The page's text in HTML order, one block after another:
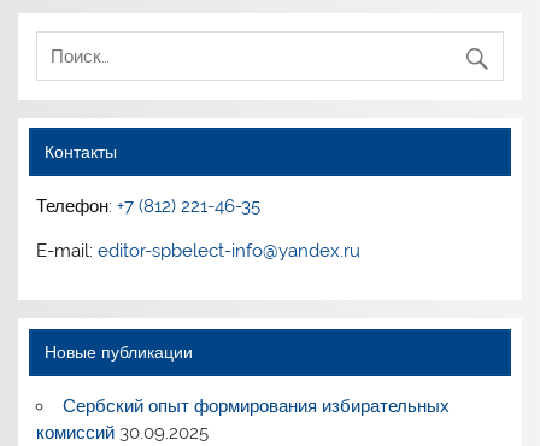
Контакты
Телефон:+7 (812) 221-46-35
E-mail:editor-spbelect-info@yandex.ru
Новые публикации
Сербский опыт формирования избирательных
комиссий 30.09.2025